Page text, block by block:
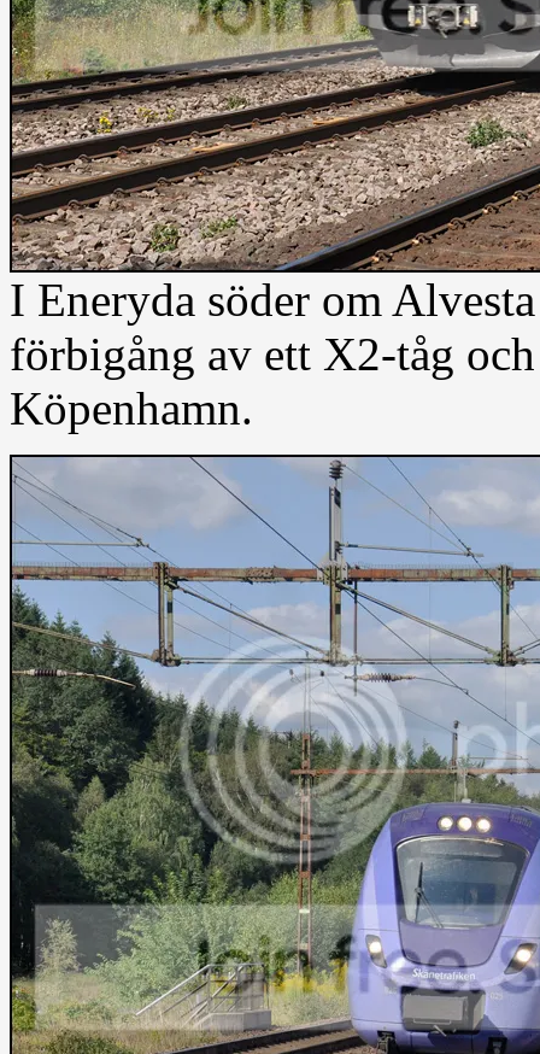
I Eneryda söder om
förbigång av ett X2-tåg
Köpenhamn.